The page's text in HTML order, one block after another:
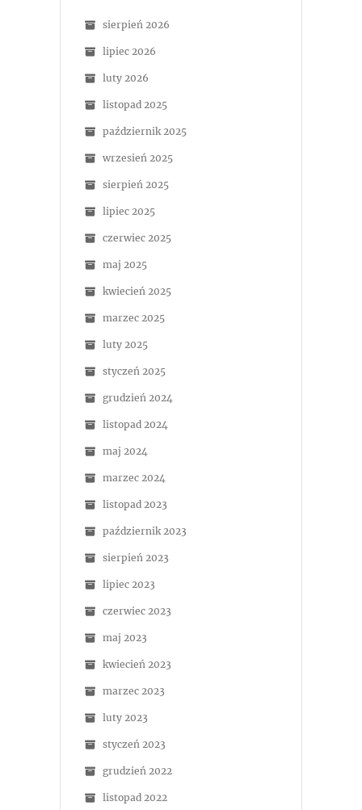
sierpień 2026
lipiec 2026
luty 2026
listopad 2025
październik 2025
wrzesień 2025
sierpień 2025
lipiec 2025
czerwiec 2025
maj 2025
kwiecień 2025
marzec 2025
luty 2025
styczeń 2025
grudzień 2024
listopad 2024
maj 2024
marzec 2024
listopad 2023
październik 2023
sierpień 2023
lipiec 2023
czerwiec 2023
maj 2023
kwiecień 2023
marzec 2023
luty 2023
styczeń 2023
grudzień 2022
listopad 2022